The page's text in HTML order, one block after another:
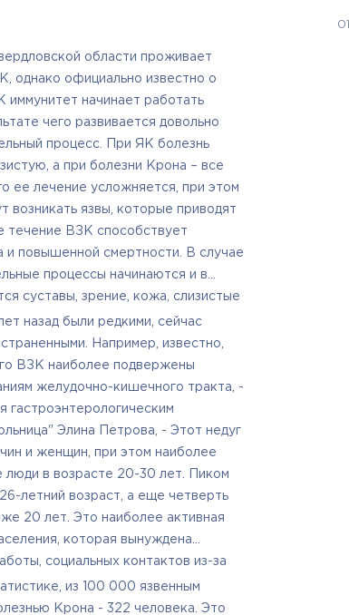
области проживает
однако официально известно о
начинает работать
чего развивается довольно
процесс. При ЯК болезнь
а при болезни Крона – все
ее лечение усложняется, при этом
возникать язвы, которые приводят
течение ВЗК способствует
и повышенной смертности. В случае
процессы начинаются и в
суставы, зрение, кожа, слизистые
назад были редкими, сейчас
Например, известно,
ВЗК наиболее подвержены
желудочно-кишечного тракта, -
гастроэнтерологическим
Элина Петрова, - Этот недуг
и женщин, при этом наиболее
в возрасте 20-30 лет. Пиком
летний возраст, а еще четверть
20 лет. Это наиболее активная
которая вынуждена
социальных контактов из-за
из 100 000 язвенным
Крона - 322 человека. Это